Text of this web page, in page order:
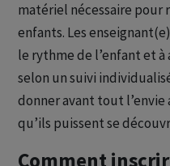
matériel nécessaire pour
enfants. Les
le rythme de l’enfant et
selon un suivi
donner avant tout
qu’ils puissent se
Comment